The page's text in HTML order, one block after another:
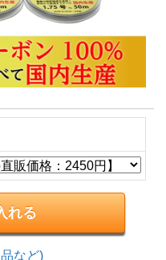
など)